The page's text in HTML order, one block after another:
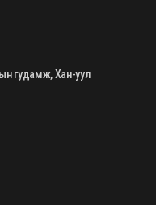
гудамж, Хан-уул